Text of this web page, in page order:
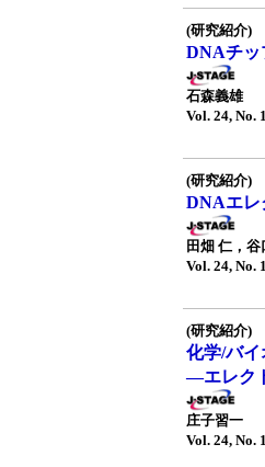
(研究紹介)
DNAチッ
石森義雄
Vol. 24, No.
(研究紹介)
DNAエレ
田畑 仁，
Vol. 24, No.
(研究紹介)
化学/バ
—エレク
庄子習一
Vol. 24, No.